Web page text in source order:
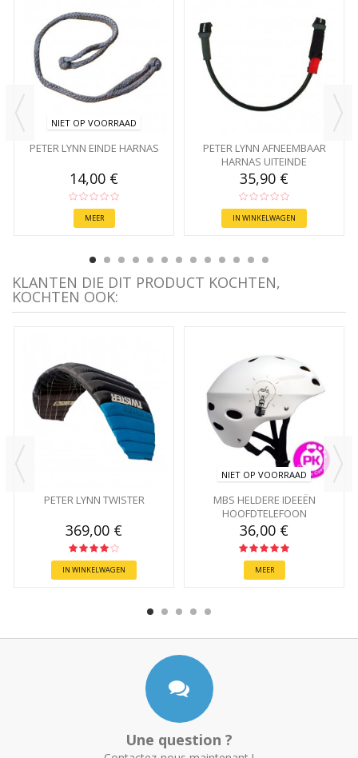
NIET OP VOORRAAD
PETER LYNN EINDE HARNAS
14,00 €
MEER
PETER LYNN AFNEEMBAAR
HARNAS UITEINDE
35,90 €
IN WINKELWAGEN
KLANTEN DIE DIT PRODUCT KOCHTEN,
KOCHTEN OOK:
PETER LYNN TWISTER
369,00 €
IN WINKELWAGEN
NIET OP VOORRAAD
MBS HELDERE IDEEËN
HOOFDTELEFOON
36,00 €
MEER
Une question ?